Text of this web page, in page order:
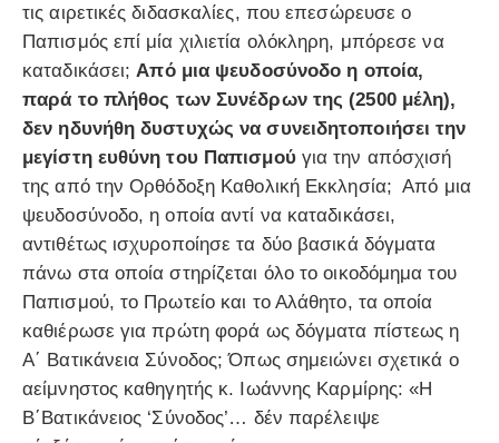
τις αιρετικές διδασκαλίες, που επεσώρευσε ο
Παπισμός επί μία χιλιετία ολόκληρη, μπόρεσε να
καταδικάσει;Από μια ψευδοσύνοδο η οποία,
παρά το πλήθος των Συνέδρων της (2500 μέλη),
δεν ηδυνήθη δυστυχώς να συνειδητοποιήσει την
μεγίστη ευθύνη του Παπισμούγια την απόσχισή
της από την Ορθόδοξη Καθολική Εκκλησία; Από μια
ψευδοσύνοδο, η οποία αντί να καταδικάσει,
αντιθέτως ισχυροποίησε τα δύο βασικά δόγματα
πάνω στα οποία στηρίζεται όλο το οικοδόμημα του
Παπισμού, το Πρωτείο και το Αλάθητο, τα οποία
καθιέρωσε για πρώτη φορά ως δόγματα πίστεως η
Α΄ Βατικάνεια Σύνοδος; Όπως σημειώνει σχετικά ο
αείμνηστος καθηγητής κ. Ιωάννης Καρμίρης: «Η
Β΄Βατικάνειος ‘Σύνοδος’… δέν παρέλειψε